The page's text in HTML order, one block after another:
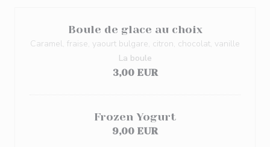
Boule de glace au choix
Caramel, fraise, yaourt bulgare, citron, chocolat, vanille
3,00 EUR
La boule
Frozen Yogurt
9,00 EUR